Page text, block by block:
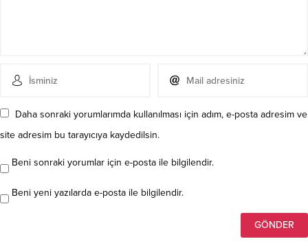
Daha sonraki yorumlarımda kullanılması için adım, e-posta adresim ve
site adresim bu tarayıcıya kaydedilsin.
Beni sonraki yorumlar için e-posta ile bilgilendir.
Beni yeni yazılarda e-posta ile bilgilendir.